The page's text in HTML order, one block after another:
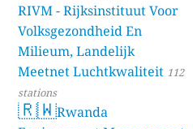
RIVM - Rijksinstituut Voor
Volksgezondheid En
Milieum, Landelijk
Meetnet Luchtkwaliteit 112
stations
🇷🇼Rwanda